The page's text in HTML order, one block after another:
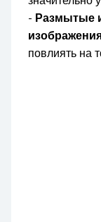
- Размытые
повлиять на